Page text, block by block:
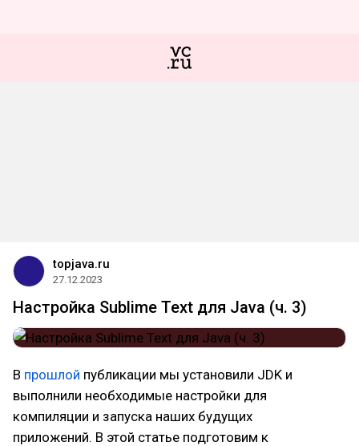
topjava.ru
27.12.2023
Настройка Sublime Text для Java (ч. 3)
В прошлой публикации мы установили JDK и
выполнили необходимые настройки для
компиляции и запуска наших будущих
приложений. В этой статье подготовим к